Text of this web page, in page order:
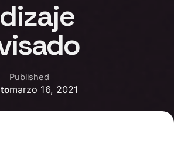
Published
marzo 16, 2021